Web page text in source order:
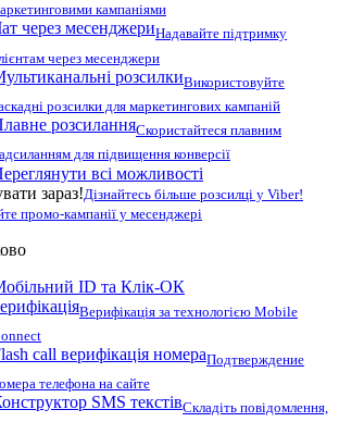
кампаніями
через месенджериНадавайте підтримку
через месенджери
розсилкиВикористовуйте
розсилки для маркетингових кампаній
розсиланняСкористайтеся плавним
для підвищення конверсії
всі можливості
зараз!Дізнайтесь більше розсилці у Viber!
промо-кампанії у месенджері
ID та Клік-ОК
Верифікація за технологією Mobile
call верифікація номераПодтверждение
телефона на сайте
SMS текстівСкладіть повідомлення,